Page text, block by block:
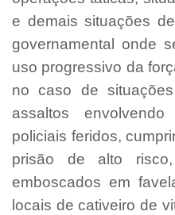
e demais situações
governamental onde
uso progressivo da
no caso de
assaltos
policiais feridos,
prisão de alto
emboscados em
locais de cativeiro de